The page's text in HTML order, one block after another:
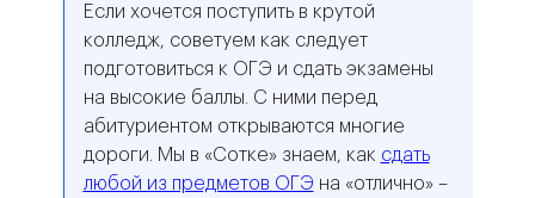
Если хочется поступить в крутой
колледж, советуем как следует
подготовиться к ОГЭ и сдать экзамены
на высокие баллы. С ними перед
абитуриентом открываются многие
дороги. Мы в «Сотке» знаем, как сдать
любой из предметов ОГЭ на «отлично» –